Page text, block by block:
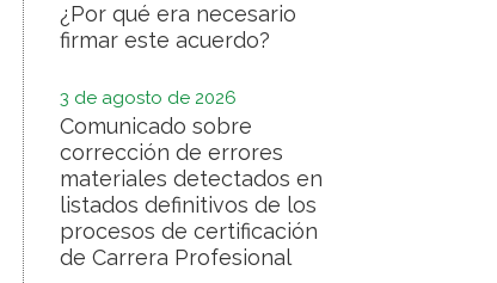
¿Por qué era necesario
firmar este acuerdo?
3 de agosto de 2026
Comunicado sobre
corrección de errores
materiales detectados en
listados definitivos de los
procesos de certificación
de Carrera Profesional